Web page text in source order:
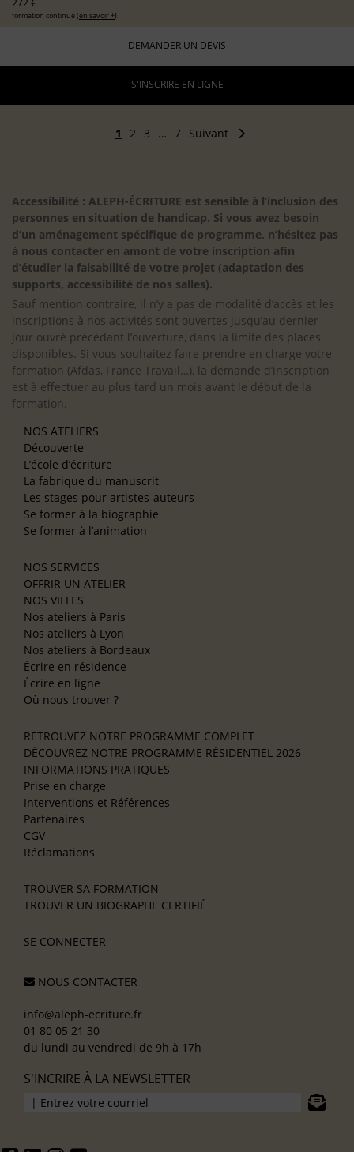
formation continue (en savoir +)
DEMANDER UN DEVIS
S'INSCRIRE EN LIGNE
1 2 3 … 7 Suivant
Accessibilité : ALEPH-ÉCRITURE est sensible à l’inclusion des
personnes en situation de handicap. Si vous avez besoin
d’un aménagement spécifique de programme, n’hésitez pas
à nous contacter en amont de votre inscription afin
d’étudier la faisabilité de votre projet (adaptation des
supports, accessibilité de nos salles).
Sauf mention contraire, il n’y a pas de modalité d’accès et les
inscriptions à nos activités sont ouvertes jusqu’au dernier
jour ouvré précédant l’ouverture, dans la limite des places
disponibles. Si vous souhaitez faire prendre en charge votre
formation (Afdas, France Travail…), la demande d’inscription
est à effectuer au plus tard un mois avant le début de la
formation.
NOS ATELIERS
Découverte
L’école d’écriture
La fabrique du manuscrit
Les stages pour artistes-auteurs
Se former à la biographie
Se former à l’animation
NOS SERVICES
OFFRIR UN ATELIER
NOS VILLES
Nos ateliers à Paris
Nos ateliers à Lyon
Nos ateliers à Bordeaux
Écrire en résidence
Écrire en ligne
Où nous trouver ?
RETROUVEZ NOTRE PROGRAMME COMPLET
DÉCOUVREZ NOTRE PROGRAMME RÉSIDENTIEL 2026
INFORMATIONS PRATIQUES
Prise en charge
Interventions et Références
Partenaires
CGV
Réclamations
TROUVER SA FORMATION
TROUVER UN BIOGRAPHE CERTIFIÉ
SE CONNECTER
NOUS CONTACTER
info@aleph-ecriture.fr
01 80 05 21 30
du lundi au vendredi de 9h à 17h
S'INCRIRE À LA NEWSLETTER